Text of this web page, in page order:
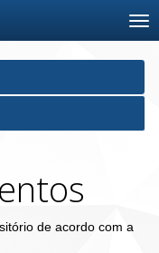
de acordo com a